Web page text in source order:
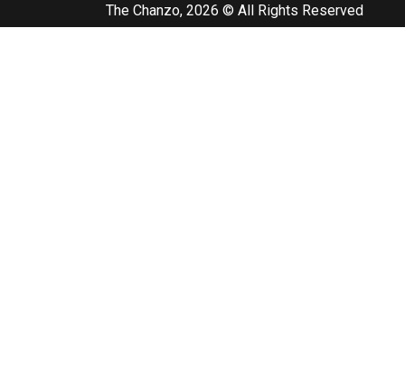
The Chanzo, 2026 © All Rights Reserved